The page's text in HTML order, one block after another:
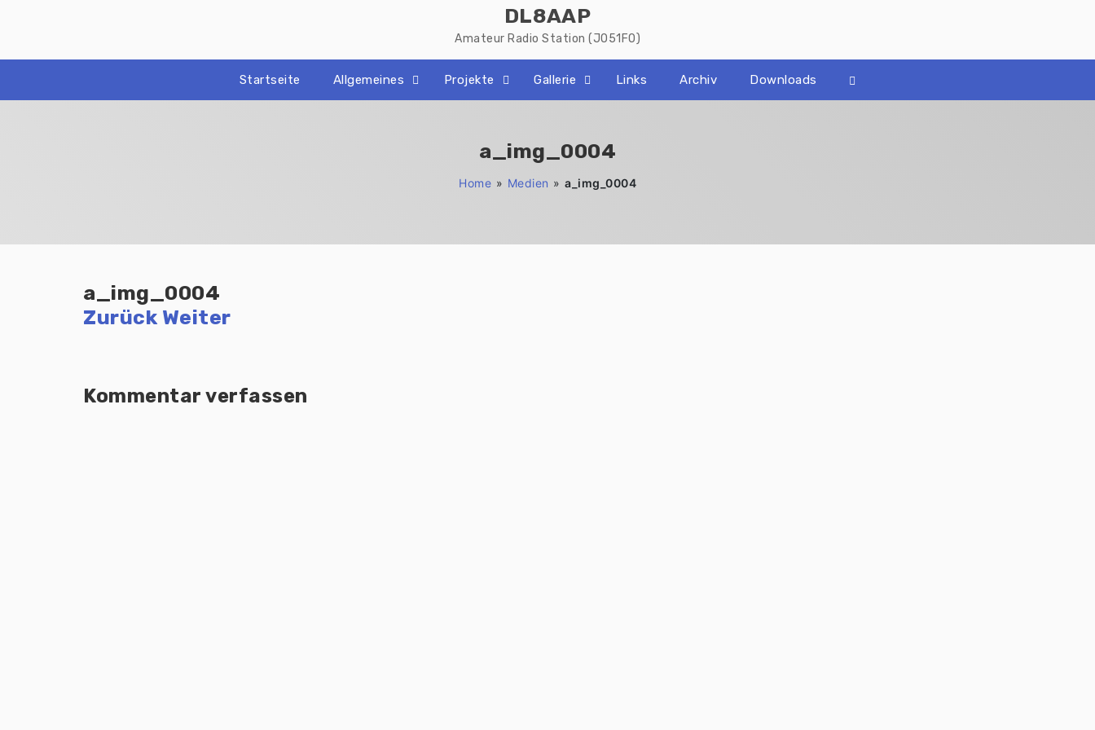
DL8AAP
Amateur Radio Station (JO51FO)
Startseite Allgemeines Projekte Gallerie Links Archiv Downloads
a_img_0004
Home » Medien » a_img_0004
a_img_0004
Zurück Weiter
Kommentar verfassen